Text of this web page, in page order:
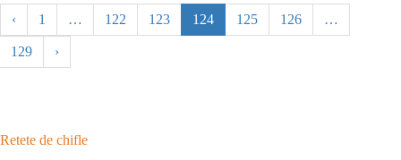
‹ 1 … 122 123 124 125 126 …
129 ›
Retete de chifle